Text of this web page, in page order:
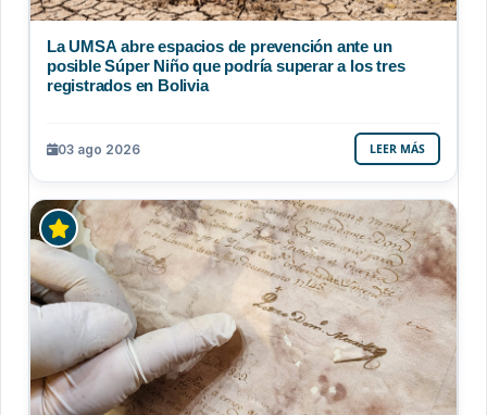
La UMSA abre espacios de prevención ante un
posible Súper Niño que podría superar a los tres
registrados en Bolivia
03 ago 2026 LEER MÁS